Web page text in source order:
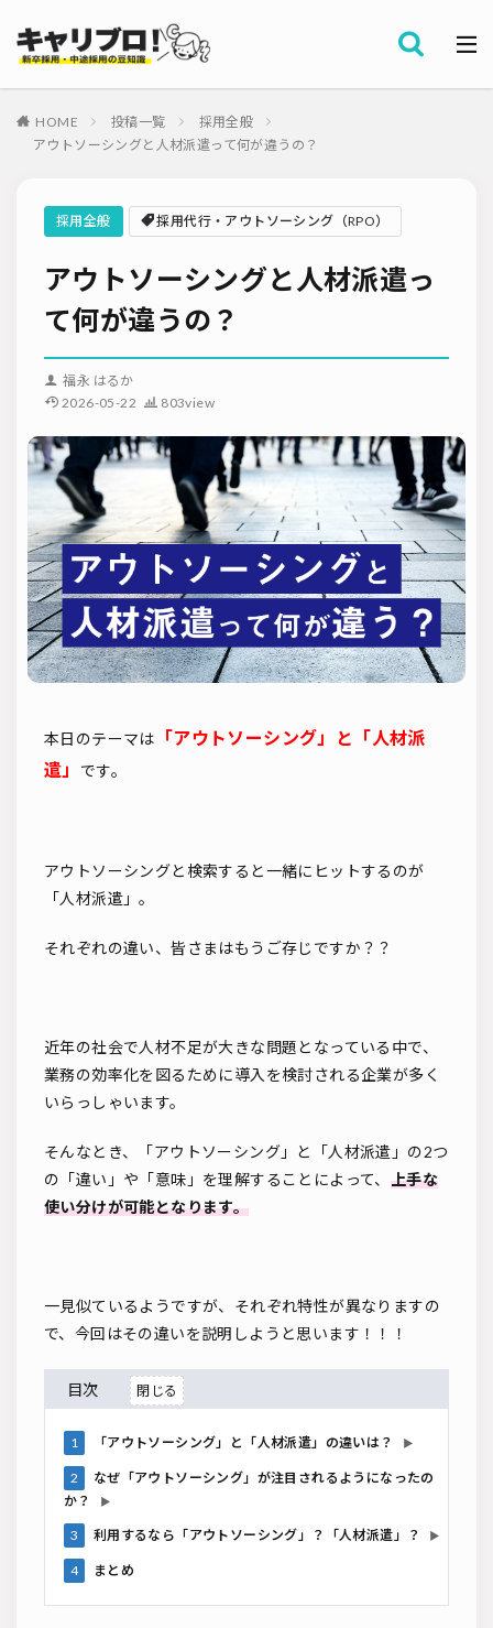
HOME 投稿一覧
採用全般
アウトソーシングと人材派遣って何が違うの？
採用全般 採用代行・アウトソーシング（RPO）
アウトソーシングと人材派遣っ
て何が違うの？
福永 はるか
2026-05-22
803view
本日のテーマは
「アウトソーシング」と「人材派
遣」
です。
アウトソーシングと検索すると一緒にヒットするのが
「人材派遣」。
それぞれの違い、皆さまはもうご存じですか？？
近年の社会で人材不足が大きな問題となっている中で、
業務の効率化を図るために導入を検討される企業が多く
いらっしゃいます。
そんなとき、「アウトソーシング」と「人材派遣」の2つ
の「違い」や「意味」を理解することによって、 上手な
使い分けが可能となります。
一見似ているようですが、それぞれ特性が異なりますの
で、今回はその違いを説明しようと思います！！！
目次
1 「アウトソーシング」と「人材派遣」の違いは？ ▶
2
なぜ「アウトソーシング」が注目されるようになったの
か？
▶
3 利用するなら「アウトソーシング」？「人材派遣」？ ▶
4 まとめ
カテゴリー
タグ
就職サイト
転職サイト
ダイレクトリクルーティング
採用管理システム（ATS）
採用ノウハウ
採用ツール
採用計画
母集団の形成確保
採用イベント・合説
内定辞退
採用コンサルティング
適性検査
新人研修
リファラル採用
新卒・人材紹介
早期離職
グローバル採用
ソーシャルリクルーティング
入社式 AI・RPA
検索
労務・組織
メルマガ登録
資料ダウンロード
お問い合わせ